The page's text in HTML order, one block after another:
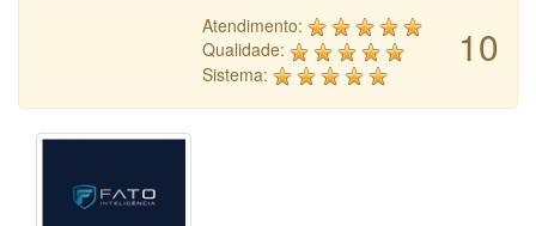
10
Atendimento:
Qualidade:
Sistema: